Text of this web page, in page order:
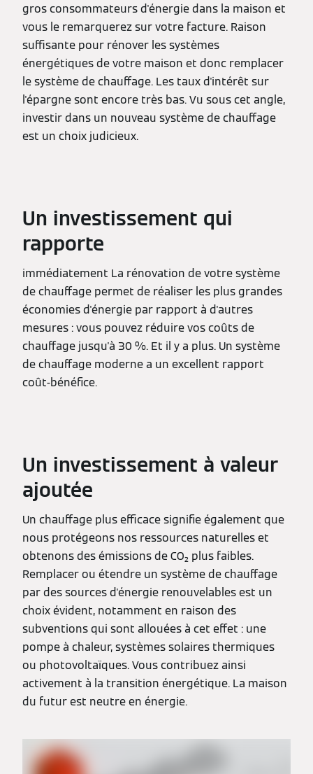
gros consommateurs d'énergie dans la maison et
vous le remarquerez sur votre facture. Raison
suffisante pour rénover les systèmes
énergétiques de votre maison et donc remplacer
le système de chauffage. Les taux d'intérêt sur
l'épargne sont encore très bas. Vu sous cet angle,
investir dans un nouveau système de chauffage
est un choix judicieux.
Un investissement qui
rapporte
immédiatement La rénovation de votre système
de chauffage permet de réaliser les plus grandes
économies d'énergie par rapport à d'autres
mesures : vous pouvez réduire vos coûts de
chauffage jusqu'à 30 %. Et il y a plus. Un système
de chauffage moderne a un excellent rapport
coût-bénéfice.
Un investissement à valeur
ajoutée
Un chauffage plus efficace signifie également que
nous protégeons nos ressources naturelles et
obtenons des émissions de CO₂ plus faibles.
Remplacer ou étendre un système de chauffage
par des sources d'énergie renouvelables est un
choix évident, notamment en raison des
subventions qui sont allouées à cet effet : une
pompe à chaleur, systèmes solaires thermiques
ou photovoltaïques. Vous contribuez ainsi
activement à la transition énergétique. La maison
du futur est neutre en énergie.